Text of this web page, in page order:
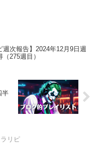
週次報告】2024年12月9日週
275週目）
半
ラリピ